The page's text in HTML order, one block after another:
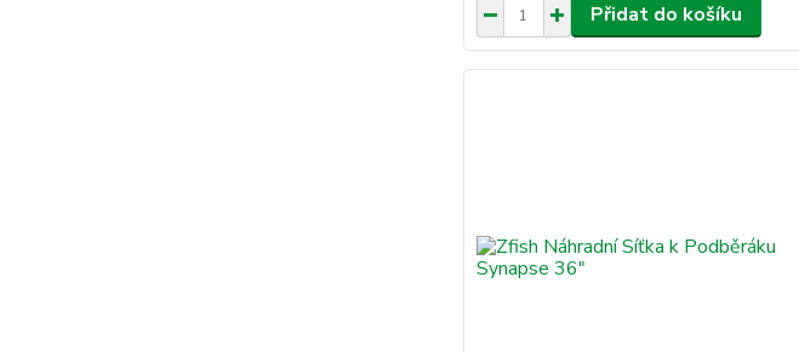
Přidat do košíku